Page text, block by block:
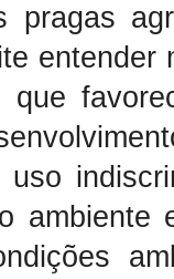
pragas
que